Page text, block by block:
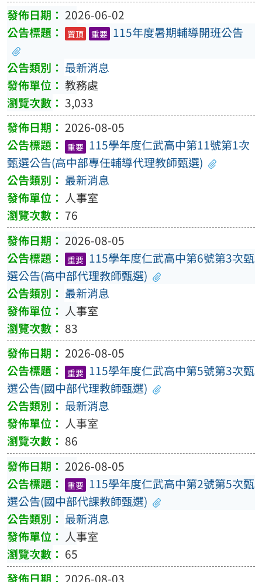
2026-06-02
置頂 重要 115年度暑期輔導開班公告
最新消息
教務處
3,033
2026-08-05
重要 115學年度仁武高中第11號第1次
甄選公告(高中部專任輔導代理教師甄選)
最新消息
人事室
76
2026-08-05
重要 115學年度仁武高中第6號第3次甄
選公告(高中部代理教師甄選)
最新消息
人事室
83
2026-08-05
重要 115學年度仁武高中第5號第3次甄
選公告(國中部代理教師甄選)
最新消息
人事室
86
2026-08-05
重要 115學年度仁武高中第2號第5次甄
選公告(國中部代課教師甄選)
最新消息
人事室
65